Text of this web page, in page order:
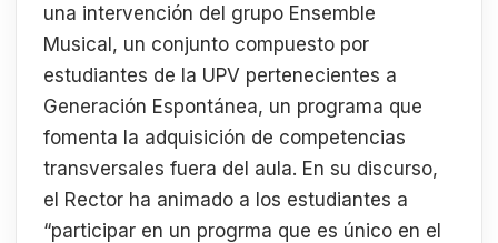
una intervención del grupo Ensemble
Musical, un conjunto compuesto por
estudiantes de la UPV pertenecientes a
Generación Espontánea, un programa que
fomenta la adquisición de competencias
transversales fuera del aula. En su discurso,
el Rector ha animado a los estudiantes a
“participar en un progrma que es único en el